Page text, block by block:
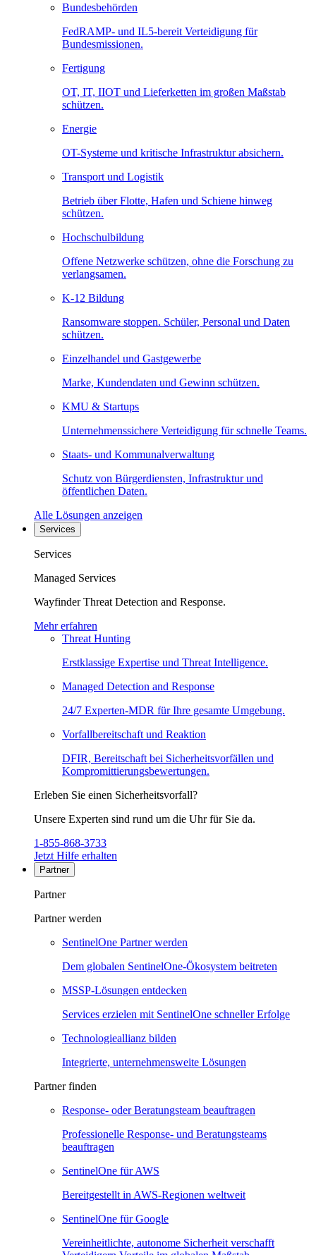
Bundesbehörden
FedRAMP- und IL5-bereit Verteidigung für
Bundesmissionen.
Fertigung
OT, IT, IIOT und Lieferketten im großen Maßstab
schützen.
Energie
OT-Systeme und kritische Infrastruktur absichern.
Transport und Logistik
Betrieb über Flotte, Hafen und Schiene hinweg
schützen.
Hochschulbildung
Offene Netzwerke schützen, ohne die Forschung zu
verlangsamen.
K-12 Bildung
Ransomware stoppen. Schüler, Personal und Daten
schützen.
Einzelhandel und Gastgewerbe
Marke, Kundendaten und Gewinn schützen.
KMU & Startups
Unternehmenssichere Verteidigung für schnelle Teams.
Staats- und Kommunalverwaltung
Schutz von Bürgerdiensten, Infrastruktur und
öffentlichen Daten.
Alle Lösungen anzeigen
Services
Services
Managed Services
Wayfinder Threat Detection and Response.
Mehr erfahren
Threat Hunting
Erstklassige Expertise und Threat Intelligence.
Managed Detection and Response
24/7 Experten-MDR für Ihre gesamte Umgebung.
Vorfallbereitschaft und Reaktion
DFIR, Bereitschaft bei Sicherheitsvorfällen und
Kompromittierungsbewertungen.
Erleben Sie einen Sicherheitsvorfall?
Unsere Experten sind rund um die Uhr für Sie da.
1-855-868-3733
Jetzt Hilfe erhalten
Partner
Partner
Partner werden
SentinelOne Partner werden
Dem globalen SentinelOne-Ökosystem beitreten
MSSP-Lösungen entdecken
Services erzielen mit SentinelOne schneller Erfolge
Technologieallianz bilden
Integrierte, unternehmensweite Lösungen
Partner finden
Response- oder Beratungsteam beauftragen
Professionelle Response- und Beratungsteams
beauftragen
SentinelOne für AWS
Bereitgestellt in AWS-Regionen weltweit
SentinelOne für Google
Vereinheitlichte, autonome Sicherheit verschafft